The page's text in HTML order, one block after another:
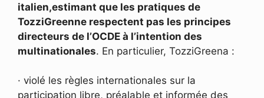
italien,estimant que les pratiques de
TozziGreenne respectent pas les principes
directeurs de l’OCDE à l’intention des
multinationales. En particulier, TozziGreena :
· violé les règles internationales sur la
participation libre, préalable et informée des